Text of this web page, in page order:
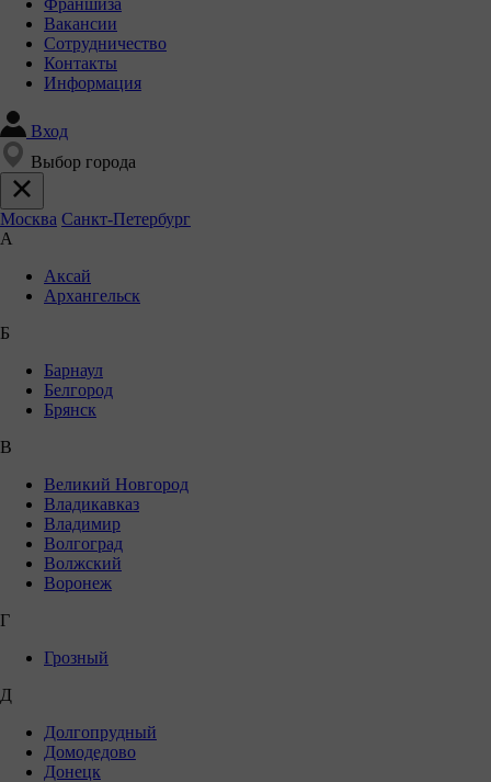
Вакансии
Сотрудничество
Контакты
Информация
Вход
Выбор города
Москва Санкт-Петербург
А
Аксай
Архангельск
Б
Барнаул
Белгород
Брянск
В
Великий Новгород
Владикавказ
Владимир
Волгоград
Волжский
Воронеж
Г
Грозный
Д
Долгопрудный
Домодедово
Донецк